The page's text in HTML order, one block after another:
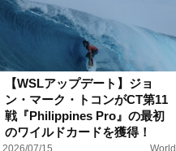
【WSLアップデート】ジョ
ン・マーク・トコンがCT第11
戦『Philippines Pro』の最初
のワイルドカードを獲得！
2026/07/15 World